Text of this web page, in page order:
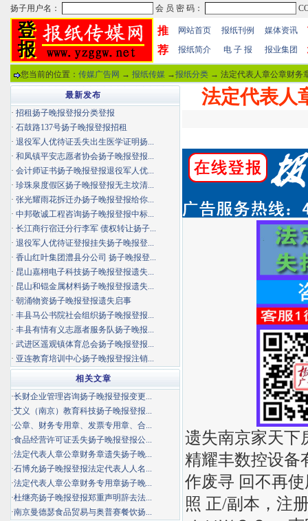
推
荐
网站首页 报纸刊例 媒体资讯
报纸简介 电 子 报 报业集团
您当前的位置： 传媒广告网 → 报纸传媒 →报纸分类 → 法定代表人章公章财务
法定代表人
遗失南京家天下
精耀丰数控设备
作废寻 回不再
照 正/副本，注
最新发布
· 招租扬子晚报登报分类登报
· 石鼓路137号扬子晚报登报招租
· 退役军人优待证丢失出生医学证明扬...
· 和凤镇平安志愿者协会扬子晚报登报...
· 会计师证书扬子晚报登报退役军人优...
· 珍珠泉度假区扬子晚报登报无主坟清...
· 张光耀雨花拆迁办扬子晚报登报给你...
· 中邦敬诚工程咨询扬子晚报登报中标...
· 长江商行宿迁分行李军 债权转让扬子...
· 退役军人优待证登报挂失扬子晚报登...
· 香山红叶集团澧县分公司 扬子晚报登...
· 昆山嘉栩电子科技扬子晚报登报遗失...
· 昆山和锟金属材料扬子晚报登报遗失...
· 朝涌物资扬子晚报登报遗失启事
· 丰县马公书院社会组织扬子晚报登报...
· 丰县有情有义志愿者服务队扬子晚报...
· 武进区遥观镇体育总会扬子晚报登报...
· 亚连教育培训中心扬子晚报登报注销...
相关文章
·长财企业管理咨询扬子晚报登报变更...
·艾义（南京）教育科技扬子晚报登报...
·公章、财务专用章、发票专用章、合...
·食品经营许可证丢失扬子晚报登报公...
·法定代表人章公章财务章遗失扬子晚...
·石博允扬子晚报登报法定代表人人名...
·法定代表人章公章财务专用章扬子晚...
·杜继亮扬子晚报登报郑重声明辞去法...
·南京曼德瑟食品贸易与奥普赛餐饮扬...